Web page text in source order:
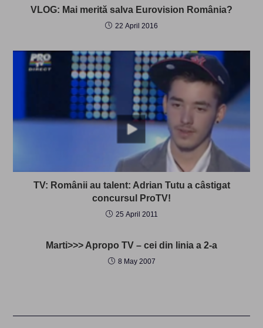
VLOG: Mai merită salva Eurovision România?
22 April 2016
TV: Românii au talent: Adrian Tutu a câstigat
concursul ProTV!
25 April 2011
Marti>>> Apropo TV – cei din linia a 2-a
8 May 2007